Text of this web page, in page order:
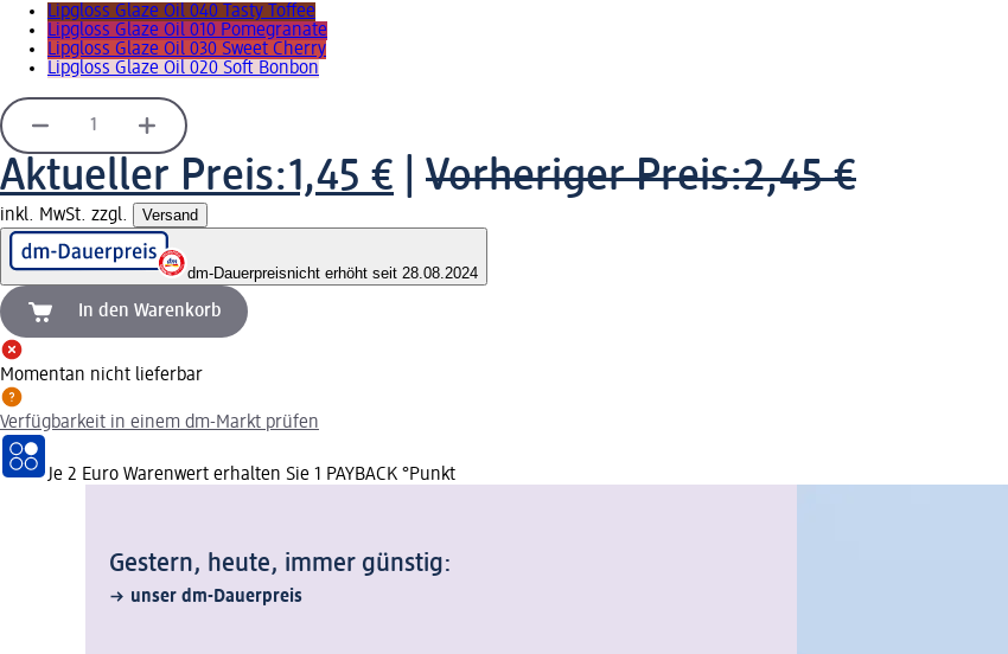
Lipgloss Glaze Oil 040 Tasty Toffee
Lipgloss Glaze Oil 010 Pomegranate
Lipgloss Glaze Oil 030 Sweet Cherry
Lipgloss Glaze Oil 020 Soft Bonbon
Aktueller Preis:1,45 € Vorheriger Preis:2,45 €
inkl. MwSt. zzgl. Versand
dm-Dauerpreisnicht erhöht seit 28.08.2024
In den Warenkorb
Momentan nicht lieferbar
Verfügbarkeit in einem dm-Markt prüfen
Je 2 Euro Warenwert erhalten Sie 1 PAYBACK °Punkt
Gestern, heute, immer günstig:
unser dm-Dauerpreis